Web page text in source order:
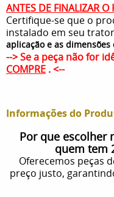
ANTES DE FINALIZAR O
Certifique-se que o
instalado em seu
aplicação e as
--> Se a peça não for
COMPRE . <--
Informações do
Por que escolher
quem tem
Oferecemos peças
preço justo,